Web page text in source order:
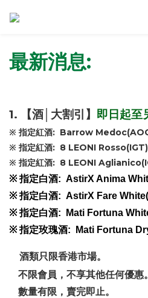
最新消息:
1. 【酒│大割引】 即日起至
※ 指定紅酒: Barrow
※ 指定紅酒: 8 LEONI
※ 指定紅酒: 8 LEONI
※ 指定白酒: AstirX Anima
※ 指定白酒: AstirX Fare
※ 指定白酒: Mati Fortuna
※ 指定玫瑰酒: Mati Fortuna
酒類只限香港市場。
不限會員，不享其他任何優惠
數量有限，賣完即止。